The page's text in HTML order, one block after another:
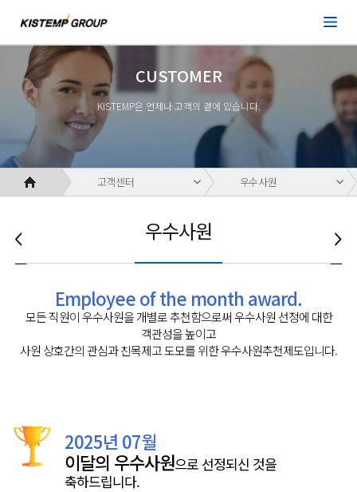
CUSTOMER
KISTEMP은 언제나 고객의 곁에 있습니다.
고객센터 우수사원
우수사원
Employee of the month award.
모든 직원이 우수사원을 개별로 추천함으로써 우수사원 선정에 대한
객관성을 높이고
사원 상호간의 관심과 친목제고 도모를 위한 우수사원추천제도입니다.
2025년 07월
이달의 우수사원으로 선정되신 것을
축하드립니다.